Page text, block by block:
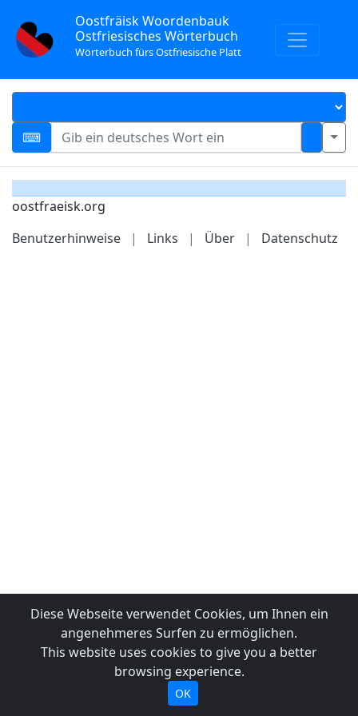
Oostfräisk Woordenbauk
Ostfriesisches Wörterbuch
Wörterbuch fürs Ostfriesische Platt
oostfraeisk.org
Benutzerhinweise
| Links | Über | Datenschutz
Diese Webseite verwendet Cookies, um Ihnen ein
angenehmeres Surfen zu ermöglichen.
This website uses cookies to give you a better
browsing experience.
OK